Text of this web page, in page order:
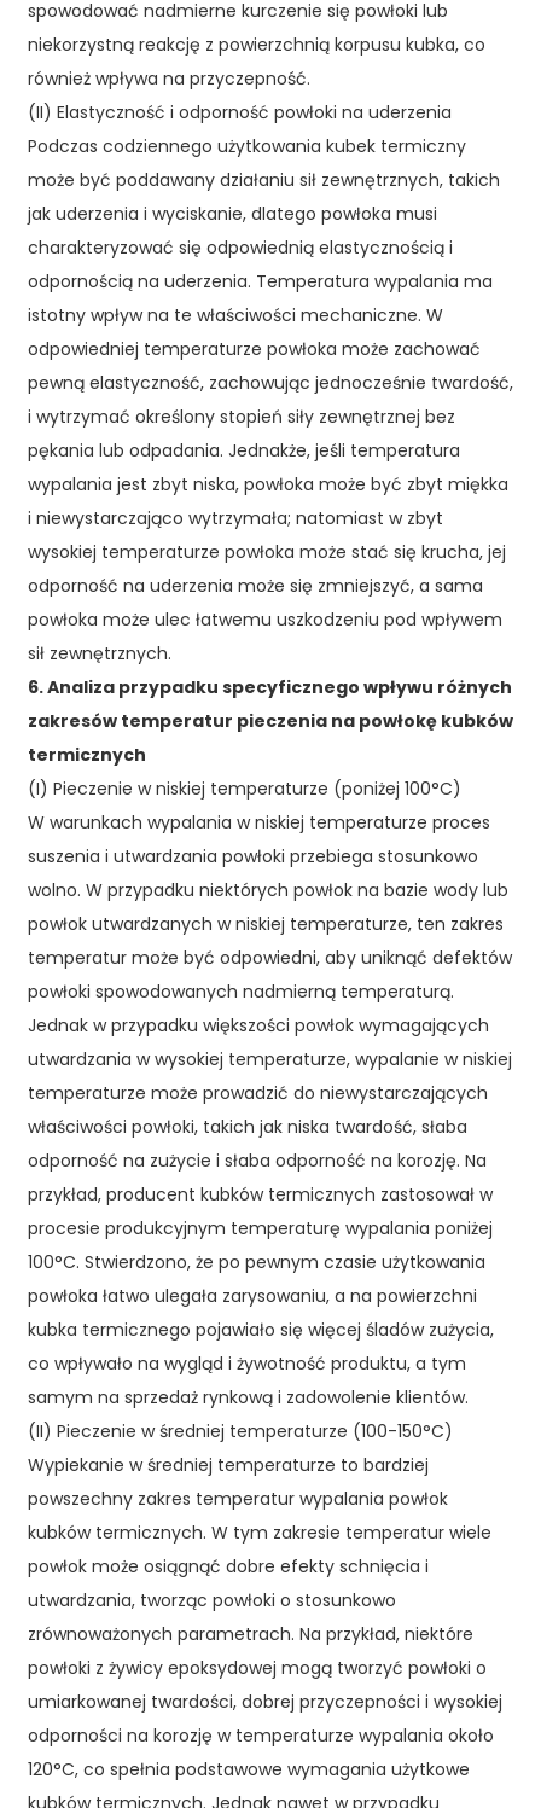
spowodować nadmierne kurczenie się powłoki lub
niekorzystną reakcję z powierzchnią korpusu kubka, co
również wpływa na przyczepność.
(II) Elastyczność i odporność powłoki na uderzenia
Podczas codziennego użytkowania kubek termiczny
może być poddawany działaniu sił zewnętrznych, takich
jak uderzenia i wyciskanie, dlatego powłoka musi
charakteryzować się odpowiednią elastycznością i
odpornością na uderzenia. Temperatura wypalania ma
istotny wpływ na te właściwości mechaniczne. W
odpowiedniej temperaturze powłoka może zachować
pewną elastyczność, zachowując jednocześnie twardość,
i wytrzymać określony stopień siły zewnętrznej bez
pękania lub odpadania. Jednakże, jeśli temperatura
wypalania jest zbyt niska, powłoka może być zbyt miękka
i niewystarczająco wytrzymała; natomiast w zbyt
wysokiej temperaturze powłoka może stać się krucha, jej
odporność na uderzenia może się zmniejszyć, a sama
powłoka może ulec łatwemu uszkodzeniu pod wpływem
sił zewnętrznych.
6. Analiza przypadku specyficznego wpływu różnych
zakresów temperatur pieczenia na powłokę kubków
termicznych
(I) Pieczenie w niskiej temperaturze (poniżej 100°C)
W warunkach wypalania w niskiej temperaturze proces
suszenia i utwardzania powłoki przebiega stosunkowo
wolno. W przypadku niektórych powłok na bazie wody lub
powłok utwardzanych w niskiej temperaturze, ten zakres
temperatur może być odpowiedni, aby uniknąć defektów
powłoki spowodowanych nadmierną temperaturą.
Jednak w przypadku większości powłok wymagających
utwardzania w wysokiej temperaturze, wypalanie w niskiej
temperaturze może prowadzić do niewystarczających
właściwości powłoki, takich jak niska twardość, słaba
odporność na zużycie i słaba odporność na korozję. Na
przykład, producent kubków termicznych zastosował w
procesie produkcyjnym temperaturę wypalania poniżej
100°C. Stwierdzono, że po pewnym czasie użytkowania
powłoka łatwo ulegała zarysowaniu, a na powierzchni
kubka termicznego pojawiało się więcej śladów zużycia,
co wpływało na wygląd i żywotność produktu, a tym
samym na sprzedaż rynkową i zadowolenie klientów.
(II) Pieczenie w średniej temperaturze (100-150°C)
Wypiekanie w średniej temperaturze to bardziej
powszechny zakres temperatur wypalania powłok
kubków termicznych. W tym zakresie temperatur wiele
powłok może osiągnąć dobre efekty schnięcia i
utwardzania, tworząc powłoki o stosunkowo
zrównoważonych parametrach. Na przykład, niektóre
powłoki z żywicy epoksydowej mogą tworzyć powłoki o
umiarkowanej twardości, dobrej przyczepności i wysokiej
odporności na korozję w temperaturze wypalania około
120°C, co spełnia podstawowe wymagania użytkowe